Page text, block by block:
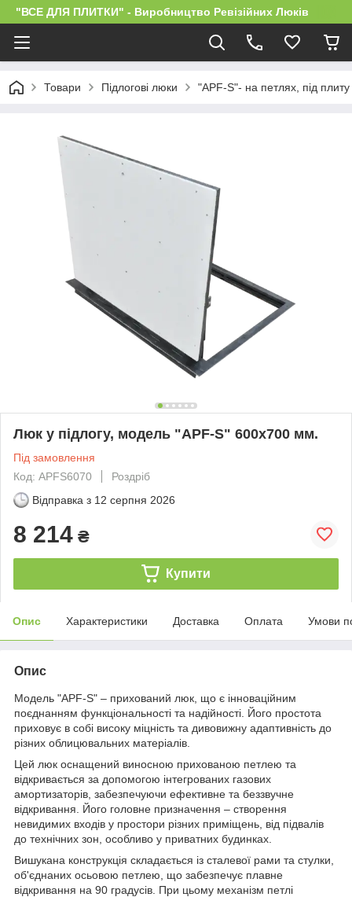
"ВСЕ ДЛЯ ПЛИТКИ" - Виробництво Ревізійних Люків
Товари Підлогові люки "APF-S"- на петлях, під плиту
Люк у підлогу, модель "APF-S" 600х700 мм.
Під замовлення
Код: APFS6070
Роздріб
Відправка з 12 серпня 2026
8 214 ₴
Купити
Опис Характеристики Доставка Оплата Умови
Опис
Модель "APF-S" – прихований люк, що є інноваційним
поєднанням функціональності та надійності. Його простота
приховує в собі високу міцність та дивовижну адаптивність до
різних облицювальних матеріалів.
Цей люк оснащений виносною прихованою петлею та
відкривається за допомогою інтегрованих газових
амортизаторів, забезпечуючи ефективне та беззвучне
відкривання. Його головне призначення – створення
невидимих входів у простори різних приміщень, від підвалів
до технічних зон, особливо у приватних будинках.
Вишукана конструкція складається із сталевої рами та стулки,
об'єднаних осьовою петлею, що забезпечує плавне
відкривання на 90 градусів. При цьому механізм петлі